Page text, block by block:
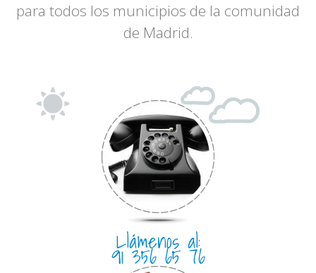
para todos los municipios de la comunidad
de Madrid.
Llámenos al:
91 356 65 76